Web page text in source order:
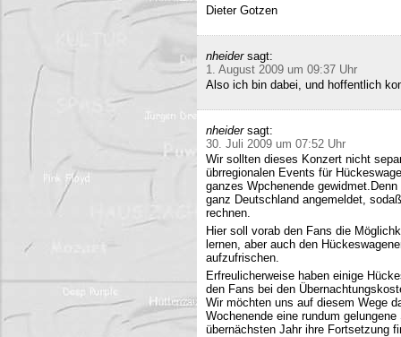
Dieter Gotzen
nheider sagt:
1. August 2009 um 09:37 Uhr
Also ich bin dabei, und hoffentlich
nheider sagt:
30. Juli 2009 um 07:52 Uhr
Wir sollten dieses Konzert nicht
übrregionalen Events für
ganzes Wpchenende
ganz Deutschland angemeldet,
rechnen.
Hier soll vorab den Fans die
lernen, aber auch den
aufzufrischen.
Erfreulicherweise haben einige
den Fans bei den
Wir möchten uns auf diesem Wege
Wochenende eine rundum
übernächsten Jahr ihre Fortsetzung